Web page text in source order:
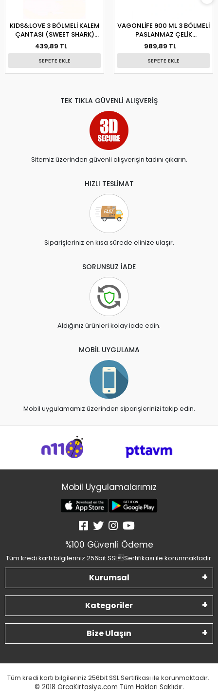
KIDS&LOVE 3 BÖLMELİ KALEM
ÇANTASI (SWEET SHARK)
L8132
439,89 TL
SEPETE EKLE
VAGONLİFE 900 ML 3 BÖLMELİ
PASLANMAZ ÇELİK
LUNCHBOX BL70100 -
989,89 TL
SEPETE EKLE
TEK TIKLA GÜVENLİ ALIŞVERİŞ
Sitemiz üzerinden güvenli alışverişin tadını çıkarın.
HIZLI TESLİMAT
Siparişleriniz en kısa sürede elinize ulaşır.
SORUNSUZ İADE
Aldığınız ürünleri kolay iade edin.
MOBİL UYGULAMA
Mobil uygulamamız üzerinden siparişlerinizi takip edin.
Mobil Uygulamalarımız
%100 Güvenli Ödeme
Tüm kredi kartı bilgileriniz 256bit SSLSertifikası ile korunmaktadır.
Kurumsal
Kategoriler
Bize Ulaşın
Tüm kredi kartı bilgileriniz 256bit SSL Sertifikası ile korunmaktadır.
© 2018 OrcaKirtasiye.com Tüm Hakları Saklıdır.